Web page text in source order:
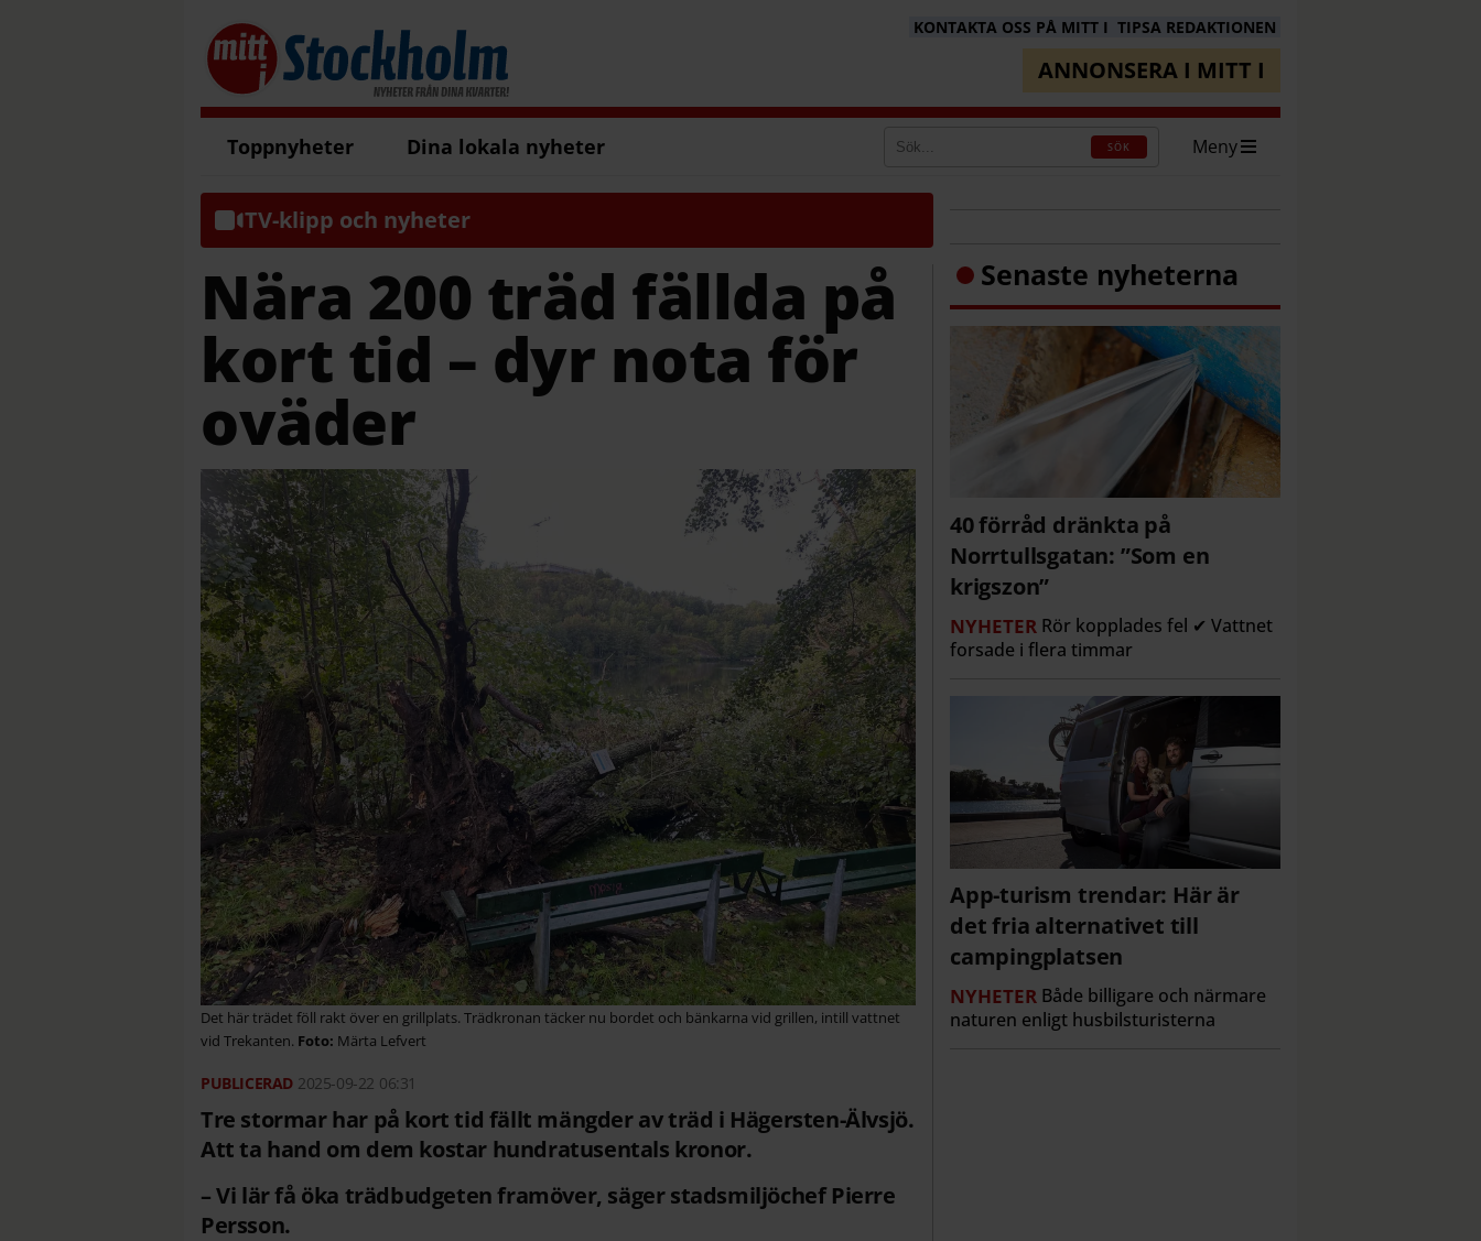
KONTAKTA OSS PÅ MITT I TIPSA REDAKTIONEN
ANNONSERA I MITT I
Toppnyheter Dina lokala nyheter SÖK Meny
TV-klipp och nyheter
Nära 200 träd fällda på
kort tid – dyr nota för
oväder
Det här trädet föll rakt över en grillplats. Trädkronan täcker nu bordet och bänkarna vid grillen, intill vattnet
vid Trekanten.
Märta Lefvert
2025-09-22 06:31
Tre stormar har på kort tid fällt mängder av träd i Hägersten-Älvsjö.
Att ta hand om dem kostar hundratusentals kronor.
– Vi lär få öka trädbudgeten framöver, säger stadsmiljöchef Pierre
Persson.
Senaste nyheterna
40 förråd dränkta på
Norrtullsgatan: ”Som en
krigszon”
NYHETER Rör kopplades fel ✔ Vattnet
forsade i flera timmar
App-turism trendar: Här är
det fria alternativet till
campingplatsen
NYHETER Både billigare och närmare
naturen enligt husbilsturisterna